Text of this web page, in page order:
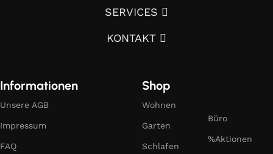
SERVICES
KONTAKT
Informationen
Unsere AGB
Impressum
FAQ
Shop
Wohnen
Garten
Schlafen
Büro
%Aktionen